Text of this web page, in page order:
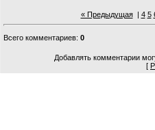
« Предыдущая| 4 5
Всего комментариев: 0
Добавлять комментарии
[